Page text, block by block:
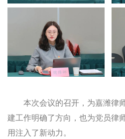
本次会议的召开，为嘉潍律
建工作明确了方向，也为党员律
用注入了新动力。